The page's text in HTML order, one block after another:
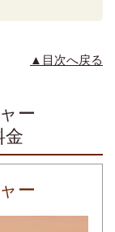
▲目次へ戻る
ー
金
ー